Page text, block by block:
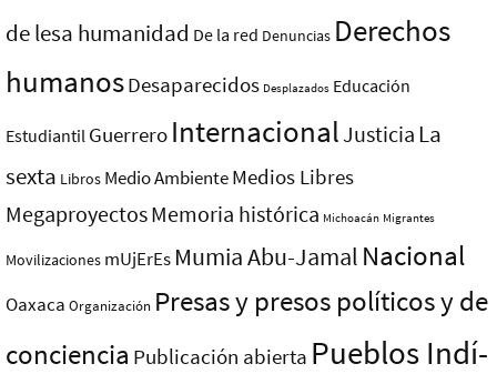
de lesa humanidad De la red Denuncias Derechos
humanosDesaparecidos Desplazados Educación
Estudiantil Guerrero InternacionalJusticia La
sexta Libros Medio AmbienteMedios Libres
MegaproyectosMemoria histórica Michoacán Migrantes
Movilizaciones mUjErEs Mumia Abu-Jamal Nacional
Oaxaca Organización Presas y presos polí­ticos y de
conciencia Publicación abierta Pueblos Indí­